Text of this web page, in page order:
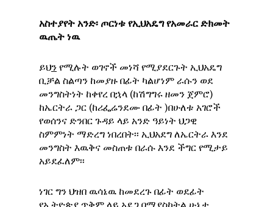
አስተያየት አንድ፡ ጦርነቱ የኢህአዴግ የአመራር ድክመት
ዉጤት ነዉ
ይህን የሚሉት ወገኖች መነሻ የሚያደርጉት ኢህአዴግ
ቢቻል ስልጣን ከመያዙ በፊት ካልሆነም ራሱን ወደ
መንግስትነት ከቀየረ በኋላ (ከሽግግሩ ዘመን ጀምሮ)
ከኤርትራ ጋር (ከሪፌሬንደሙ በፊት )በሁለቱ አገሮች
የወሰንና ድንበር ጉዳይ ላይ አንድ ዓይነት ህጋዊ
ስምምነት ማድረግ ነበረበት፡፡ ኢህአደግ ለኤርትራ እንደ
መንግስት እዉቅና መስጠቱ በራሱ እንደ ችግር የሚታይ
አይደፈለም፡፡
ነገር ግን ህዝበ ዉሳኔዉ ከመደረጉ በፊት ወደፊት